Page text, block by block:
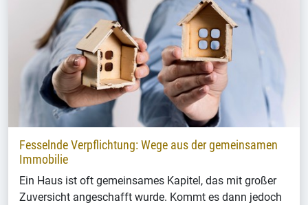
Fesselnde Verpflichtung: Wege aus der gemeinsamen
Immobilie
Ein Haus ist oft gemeinsames Kapitel, das mit großer
Zuversicht angeschafft wurde. Kommt es dann jedoch